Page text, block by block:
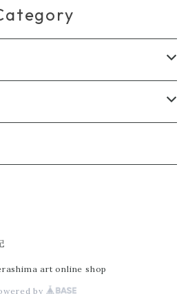
）
art online shop
by